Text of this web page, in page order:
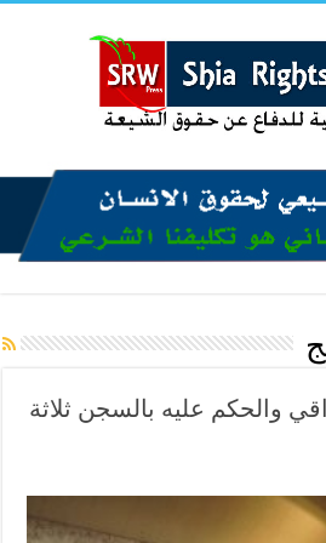
والحكم عليه بالسجن ثلاثة